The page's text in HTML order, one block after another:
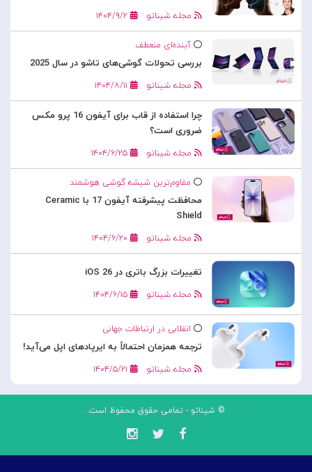
مجله شیناتو ۱۴۰۴/۹/۲
آینده‌ای منعطف
بررسی تحولات گوشی‌های تاشو در سال 2025
مجله شیناتو ۱۴۰۴/۸/۱۱
چرا استفاده از قاب برای آیفون 16 پرو مکس
ضروری است؟
مجله شیناتو ۱۴۰۴/۶/۲۵
مقاوم‌ترین شیشه گوشی هوشمند
محافظت پیشرفته آیفون 17 با Ceramic
Shield
مجله شیناتو ۱۴۰۴/۶/۲۰
تغییرات بزرگ باتری در iOS 26
مجله شیناتو ۱۴۰۴/۶/۱۵
انقلابی در ارتباطات جهانی
ترجمه همزمان احتمالاً به ایرپادهای اپل می‌آید!
مجله شیناتو ۱۴۰۴/۵/۲۱
© شیناتو - تمامی حقوق محفوظ است.